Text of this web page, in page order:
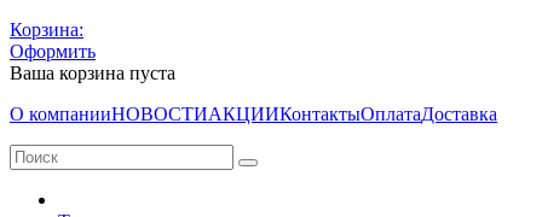
Корзина:
Оформить
Ваша корзина пуста
О компанииНОВОСТИАКЦИИКонтактыОплатаДоставка